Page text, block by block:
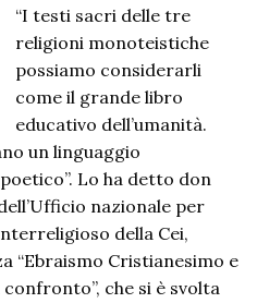
“I testi sacri delle tre
religioni monoteistiche
possiamo considerarli
come il grande libro
educativo dell’umanità.
un linguaggio
Lo ha detto don
nazionale per
della Cei,
“Ebraismo Cristianesimo e
che si è svolta